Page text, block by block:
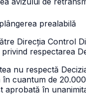
prealabilă
Direcția Control
respectarea
nu respectă
cuantum de
aprobată în